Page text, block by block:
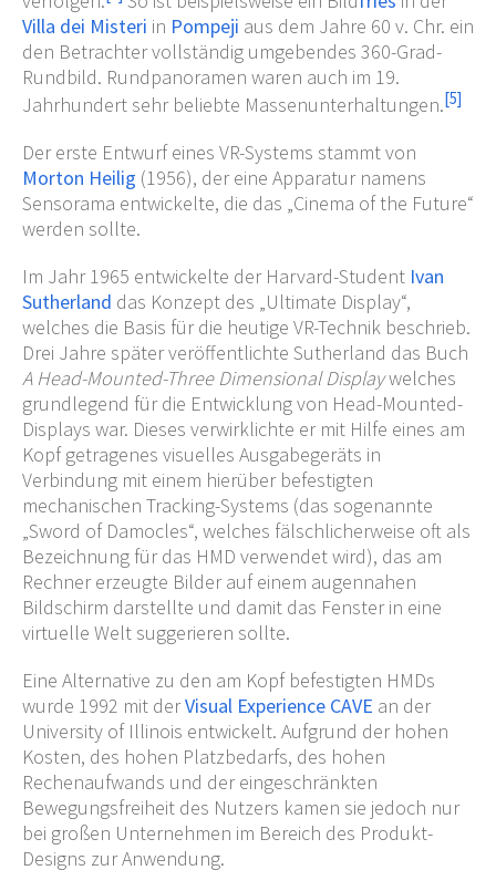
Villa dei Misteri in Pompeji aus dem Jahre 60 v. Chr. ein
den Betrachter vollständig umgebendes 360-Grad-
Rundbild. Rundpanoramen waren auch im 19.
Jahrhundert sehr beliebte Massenunterhaltungen.[5]
Der erste Entwurf eines VR-Systems stammt von
Morton Heilig (1956), der eine Apparatur namens
Sensorama entwickelte, die das „Cinema of the Future“
werden sollte.
Im Jahr 1965 entwickelte der Harvard-Student Ivan
Sutherland das Konzept des „Ultimate Display“,
welches die Basis für die heutige VR-Technik beschrieb.
Drei Jahre später veröffentlichte Sutherland das Buch
A Head-Mounted-Three Dimensional Displaywelches
grundlegend für die Entwicklung von Head-Mounted-
Displays war. Dieses verwirklichte er mit Hilfe eines am
Kopf getragenes visuelles Ausgabegeräts in
Verbindung mit einem hierüber befestigten
mechanischen Tracking-Systems (das sogenannte
„Sword of Damocles“, welches fälschlicherweise oft als
Bezeichnung für das HMD verwendet wird), das am
Rechner erzeugte Bilder auf einem augennahen
Bildschirm darstellte und damit das Fenster in eine
virtuelle Welt suggerieren sollte.
Eine Alternative zu den am Kopf befestigten HMDs
wurde 1992 mit derVisual Experience CAVE an der
University of Illinois entwickelt. Aufgrund der hohen
Kosten, des hohen Platzbedarfs, des hohen
Rechenaufwands und der eingeschränkten
Bewegungsfreiheit des Nutzers kamen sie jedoch nur
bei großen Unternehmen im Bereich des Produkt-
Designs zur Anwendung.